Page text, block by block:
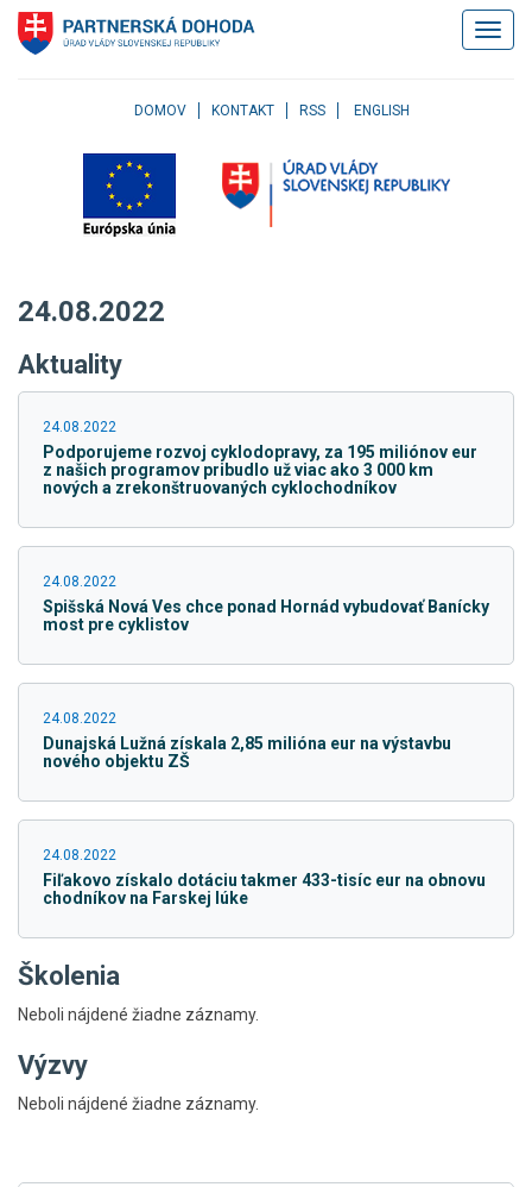
Klávesové
skratky
Skočiť
menu
na
Skočiť
pätičku
DOMOV KONTAKT RSS ENGLISH
24.08.2022
Aktuality
24.08.2022
Podporujeme rozvoj cyklodopravy, za 195 miliónov eur
z našich programov pribudlo už viac ako 3 000 km
nových a zrekonštruovaných cyklochodníkov
24.08.2022
Spišská Nová Ves chce ponad Hornád vybudovať Banícky
most pre cyklistov
24.08.2022
Dunajská Lužná získala 2,85 milióna eur na výstavbu
nového objektu ZŠ
24.08.2022
Fiľakovo získalo dotáciu takmer 433-tisíc eur na obnovu
chodníkov na Farskej lúke
Školenia
Neboli nájdené žiadne záznamy.
Výzvy
Neboli nájdené žiadne záznamy.
menu